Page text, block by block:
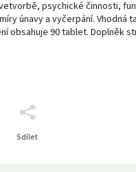
psychické činnosti,
únavy a vyčerpání. Vhodná
obsahuje 90 tablet. Doplněk
Sdílet